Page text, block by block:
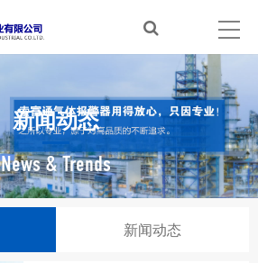
新闻动态
News & Trends
新闻动态